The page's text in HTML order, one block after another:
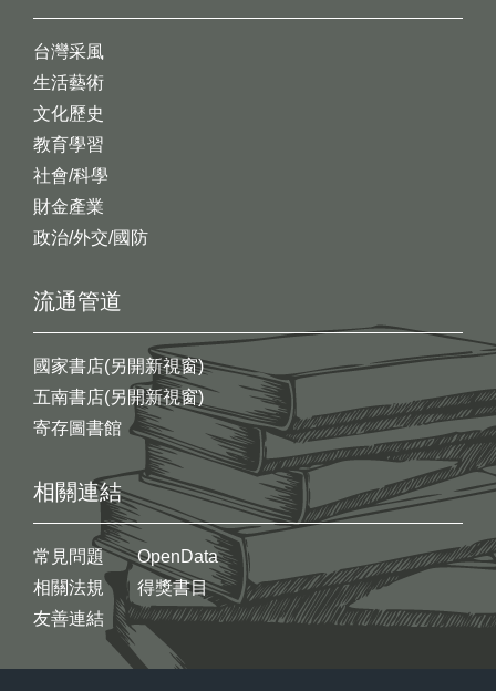
台灣采風
生活藝術
文化歷史
教育學習
社會/科學
財金產業
政治/外交/國防
流通管道
國家書店(另開新視窗)
五南書店(另開新視窗)
寄存圖書館
相關連結
常見問題
相關法規
友善連結
OpenData
得獎書目